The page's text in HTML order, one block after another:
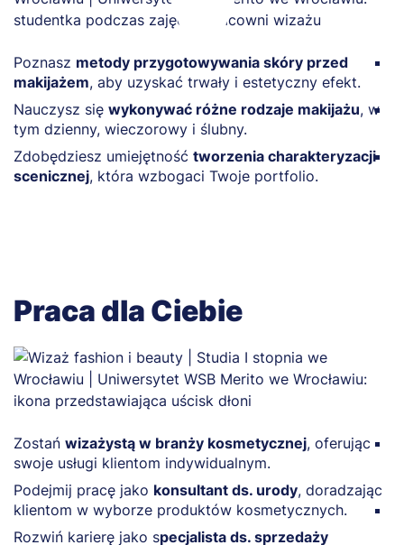
Poznasz metody przygotowywania skóry przed
makijażem, aby uzyskać trwały i estetyczny efekt.
Nauczysz się wykonywać różne rodzaje makijażu, w
tym dzienny, wieczorowy i ślubny.
Zdobędziesz umiejętność tworzenia charakteryzacji
scenicznej, która wzbogaci Twoje portfolio.
Praca dla Ciebie
Zostań wizażystą w branży kosmetycznej, oferując
swoje usługi klientom indywidualnym.
Podejmij pracę jako konsultant ds. urody, doradzając
klientom w wyborze produktów kosmetycznych.
Rozwiń karierę jako specjalista ds. sprzedaży